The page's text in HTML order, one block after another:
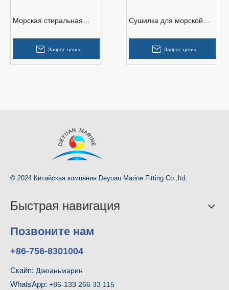
Морская стиральная
Запрос цены
Сушилка для морской
Запрос цены
© 2024 Китайская компания Deyuan Marine Fitting Co.,ltd.
Быстрая навигация
Позвоните нам
+86-756-8301004
Скайп: Дэюаньмарин
WhatsApp: +86-133 266 33 115